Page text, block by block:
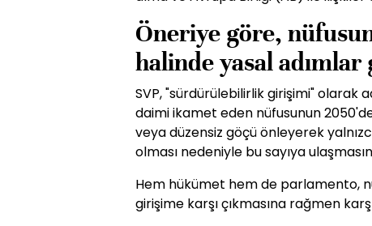
Öneriye göre,
halinde yasal
SVP, "sürdürülebilirlik girişimi" olarak
daimi ikamet eden nüfusunun
veya düzensiz göçü önleyerek
olması nedeniyle bu sayıya
Hem hükümet hem de parlamento,
girişime karşı çıkmasına rağmen